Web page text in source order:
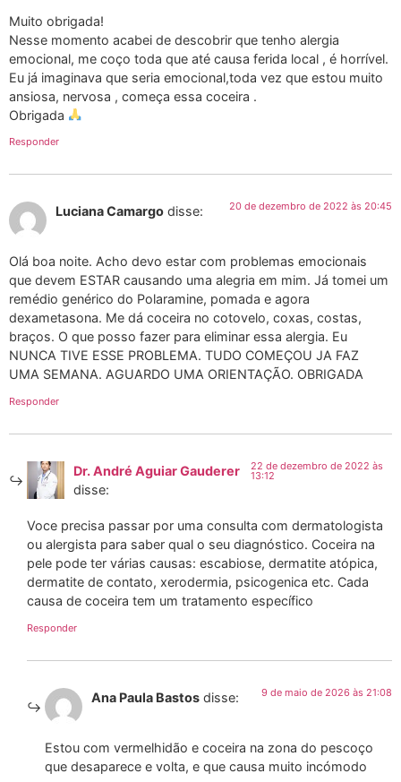
Muito obrigada!
Nesse momento acabei de descobrir que tenho alergia
emocional, me coço toda que até causa ferida local , é horrível.
Eu já imaginava que seria emocional,toda vez que estou muito
ansiosa, nervosa , começa essa coceira .
Obrigada
Responder
Luciana Camargo disse: 20 de dezembro de 2022 às 20:45
Olá boa noite. Acho devo estar com problemas emocionais
que devem ESTAR causando uma alegria em mim. Já tomei um
remédio genérico do Polaramine, pomada e agora
dexametasona. Me dá coceira no cotovelo, coxas, costas,
braços. O que posso fazer para eliminar essa alergia. Eu
NUNCA TIVE ESSE PROBLEMA. TUDO COMEÇOU JA FAZ
UMA SEMANA. AGUARDO UMA ORIENTAÇÃO. OBRIGADA
Responder
Dr. André Aguiar Gauderer
disse:
22 de dezembro de 2022 às
13:12
Voce precisa passar por uma consulta com dermatologista
ou alergista para saber qual o seu diagnóstico. Coceira na
pele pode ter várias causas: escabiose, dermatite atópica,
dermatite de contato, xerodermia, psicogenica etc. Cada
causa de coceira tem um tratamento específico
Responder
Ana Paula Bastos disse: 9 de maio de 2026 às 21:08
Estou com vermelhidão e coceira na zona do pescoço
que desaparece e volta, e que causa muito incómodo